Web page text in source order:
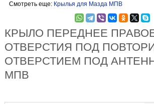
Смотреть еще: Крылья для Мазда МПВ
КРЫЛО ПЕРЕДНЕЕ
ОТВЕРСТИЯ ПОД
ОТВЕРСТИЕМ ПОД
МПВ